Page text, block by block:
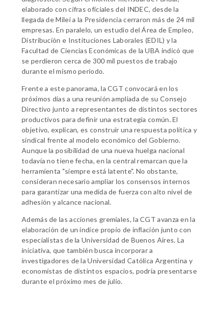
elaborado con cifras oficiales del INDEC, desde la
llegada de Milei a la Presidencia cerraron más de 24 mil
empresas. En paralelo, un estudio del Área de Empleo,
Distribución e Instituciones Laborales (EDIL) y la
Facultad de Ciencias Económicas de la UBA indicó que
se perdieron cerca de 300 mil puestos de trabajo
durante el mismo período.
Frente a este panorama, la CGT convocará en los
próximos días a una reunión ampliada de su Consejo
Directivo junto a representantes de distintos sectores
productivos para definir una estrategia común. El
objetivo, explican, es construir una respuesta política y
sindical frente al modelo económico del Gobierno.
Aunque la posibilidad de una nueva huelga nacional
todavía no tiene fecha, en la central remarcan que la
herramienta "siempre está latente". No obstante,
consideran necesario ampliar los consensos internos
para garantizar una medida de fuerza con alto nivel de
adhesión y alcance nacional.
Además de las acciones gremiales, la CGT avanza en la
elaboración de un índice propio de inflación junto con
especialistas de la Universidad de Buenos Aires. La
iniciativa, que también busca incorporar a
investigadores de la Universidad Católica Argentina y
economistas de distintos espacios, podría presentarse
durante el próximo mes de julio.